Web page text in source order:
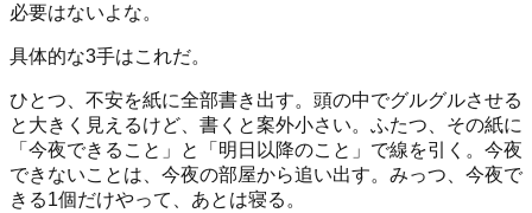
必要はないよな。
具体的な3手はこれだ。
ひとつ、不安を紙に全部書き出す。頭の中でグルグルさせる
と大きく見えるけど、書くと案外小さい。ふたつ、その紙に
「今夜できること」と「明日以降のこと」で線を引く。今夜
できないことは、今夜の部屋から追い出す。みっつ、今夜で
きる1個だけやって、あとは寝る。